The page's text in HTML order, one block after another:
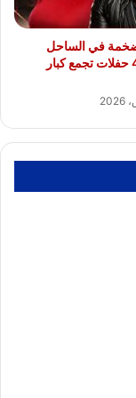
ضخمة في الساحل
الشمالي.. 4 حفلات تجمع كبار